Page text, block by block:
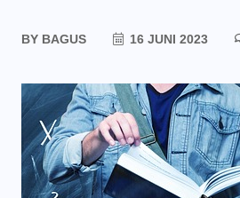
BY BAGUS 16 JUNI 2023